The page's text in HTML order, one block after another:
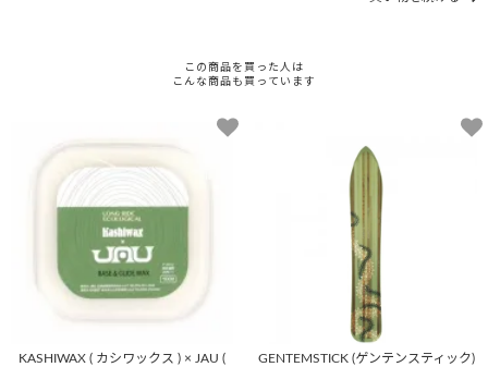
この商品を買った人は
こんな商品も買っています
KASHIWAX ( カシワックス ) × JAU (
GENTEMSTICK (ゲンテンスティック)